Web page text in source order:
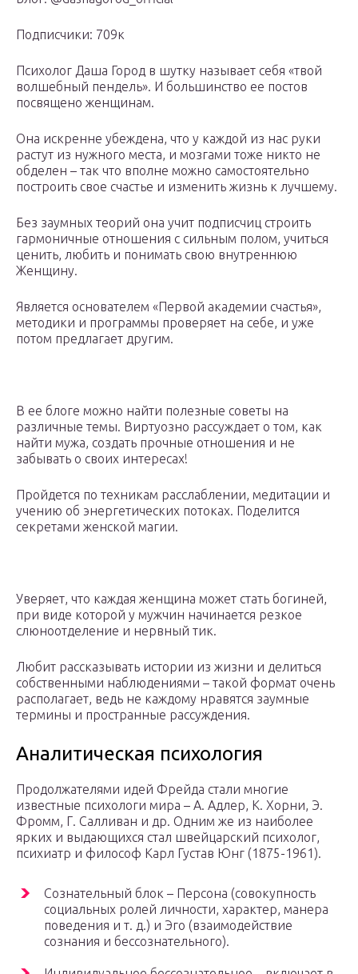
Подписчики: 709к
Психолог Даша Город в шутку называет себя «твой
волшебный пендель». И большинство ее постов
посвящено женщинам.
Она искренне убеждена, что у каждой из нас руки
растут из нужного места, и мозгами тоже никто не
обделен – так что вполне можно самостоятельно
построить свое счастье и изменить жизнь к лучшему.
Без заумных теорий она учит подписчиц строить
гармоничные отношения с сильным полом, учиться
ценить, любить и понимать свою внутреннюю
Женщину.
Является основателем «Первой академии счастья»,
методики и программы проверяет на себе, и уже
потом предлагает другим.
В ее блоге можно найти полезные советы на
различные темы. Виртуозно рассуждает о том, как
найти мужа, создать прочные отношения и не
забывать о своих интересах!
Пройдется по техникам расслаблении, медитации и
учению об энергетических потоках. Поделится
секретами женской магии.
Уверяет, что каждая женщина может стать богиней,
при виде которой у мужчин начинается резкое
слюноотделение и нервный тик.
Любит рассказывать истории из жизни и делиться
собственными наблюдениями – такой формат очень
располагает, ведь не каждому нравятся заумные
термины и пространные рассуждения.
Аналитическая психология
Продолжателями идей Фрейда стали многие
известные психологи мира – А. Адлер, К. Хорни, Э.
Фромм, Г. Салливан и др. Одним же из наиболее
ярких и выдающихся стал швейцарский психолог,
психиатр и философ Карл Густав Юнг (1875-1961).
Сознательный блок – Персона (совокупность
социальных ролей личности, характер, манера
поведения и т. д.) и Эго (взаимодействие
сознания и бессознательного).